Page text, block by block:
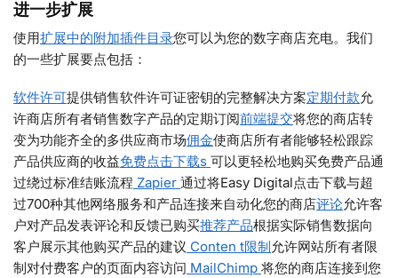
进一步扩展
使用扩展中的附加插件目录您可以为您的数字商店充电。我们
的一些扩展要点包括：
软件许可提供销售软件许可证密钥的完整解决方案定期付款允
许商店所有者销售数字产品的定期订阅前端提交将您的商店转
变为功能齐全的多供应商市场佣金使商店所有者能够轻松跟踪
产品供应商的收益免费点击下载s 可以更轻松地购买免费产品通
过绕过标准结账流程 Zapier 通过将Easy Digital点击下载与超
过700种其他网络服务和产品连接来自动化您的商店评论允许客
户对产品发表评论和反馈已购买推荐产品根据实际销售数据向
客户展示其他购买产品的建议 Conten t限制 允许网站所有者限
制对付费客户的页面内容访问 MailChimp 将您的商店连接到您